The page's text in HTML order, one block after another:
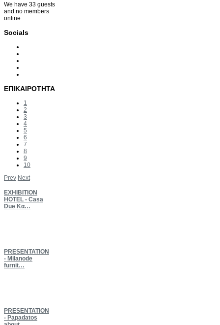
We have 33 guests
and no members
online
Socials
ΕΠΙΚΑΙΡΟΤΗΤΑ
1
2
3
4
5
6
7
8
9
10
Prev Next
EXHIBITION
HOTEL - Casa
Due Κα…
PRESENTATION
- Milanode
furnit…
PRESENTATION
- Papadatos